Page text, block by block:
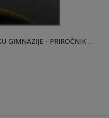
KNJIŽEVNOST V 1. IN 2. LETNIKU GIMNAZIJE - PRIROČNIK ZA MATURO